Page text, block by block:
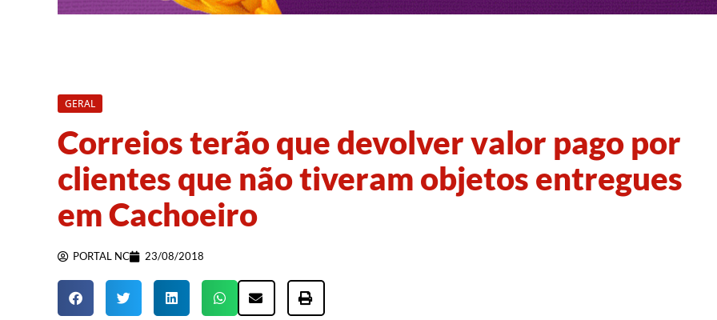
GERAL
Correios terão que devolver valor pago por
clientes que não tiveram objetos entregues
em Cachoeiro
PORTAL NC 23/08/2018